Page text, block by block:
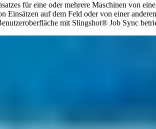
für eine oder mehrere Maschinen von
Einsätzen auf dem Feld oder von einer
mit Slingshot® Job Sync